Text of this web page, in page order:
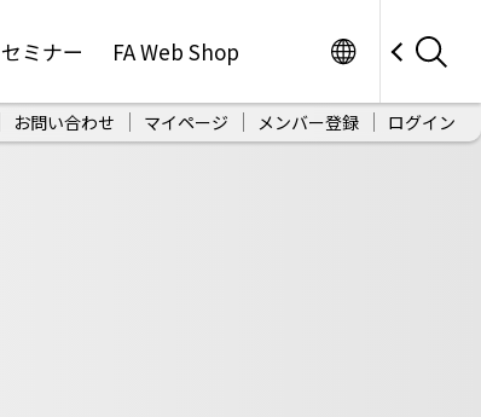
ミナー FA Web Shop
お問い合わせ マイページ メンバー登録 ログイン